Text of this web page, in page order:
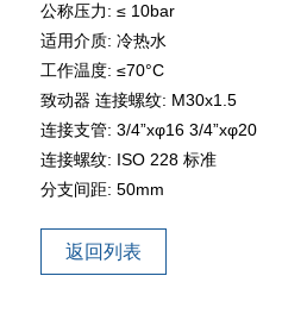
公称压力: ≤ 10bar
适用介质: 冷热水
工作温度: ≤70°C
致动器 连接螺纹: M30x1.5
连接支管: 3/4”xφ16 3/4”xφ20
连接螺纹: ISO 228 标准
分支间距: 50mm
返回列表